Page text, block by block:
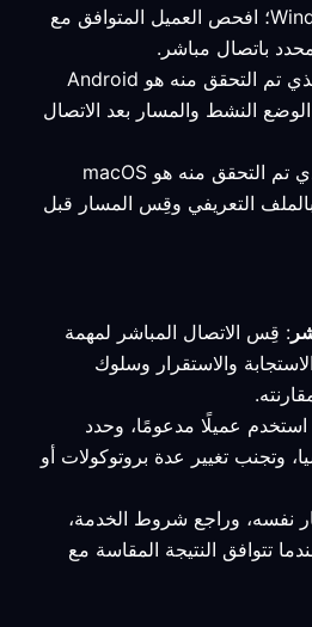
: يُدعَم Windows؛ افحص العميل المتوافق مع
: الحد الأدنى الذي تم التحقق منه هو Android
الوضع النشط والمسار بعد الاتصال
: الحد الأدنى الذي تم التحقق منه هو macOS
بالملف التعريفي وقِس المسار قبل
: قِس الاتصال المباشر لمهمة
والاستقرار وسلوك
عميلًا مدعومًا، وحدد
وتجنب تغيير عدة بروتوكولات أو
نفسه، وراجع شروط الخدمة،
تتوافق النتيجة المقاسة مع